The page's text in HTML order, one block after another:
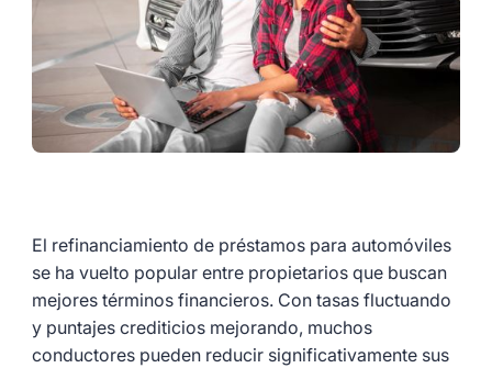
El refinanciamiento de préstamos para automóviles
se ha vuelto popular entre propietarios que buscan
mejores términos financieros. Con tasas fluctuando
y puntajes crediticios mejorando, muchos
conductores pueden reducir significativamente sus